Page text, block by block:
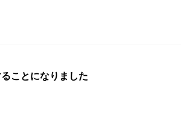
ことになりました